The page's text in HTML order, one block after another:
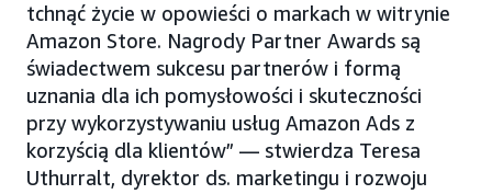
tchnąć życie w opowieści o markach w witrynie
Amazon Store. Nagrody Partner Awards są
świadectwem sukcesu partnerów i formą
uznania dla ich pomysłowości i skuteczności
przy wykorzystywaniu usług Amazon Ads z
korzyścią dla klientów” — stwierdza Teresa
Uthurralt, dyrektor ds. marketingu i rozwoju